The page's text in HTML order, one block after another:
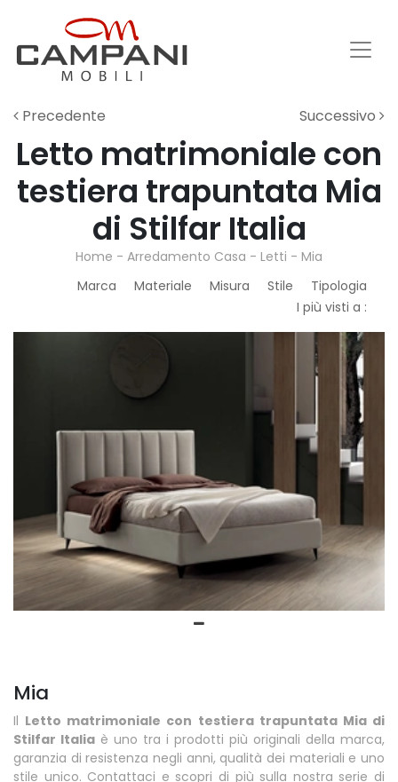
Precedente Successivo
Letto matrimoniale con
testiera trapuntata Mia
di Stilfar Italia
Home - Arredamento Casa - Letti - Mia
Marca
Materiale Misura Stile
Tipologia
I più visti a :
Mia
Il Letto matrimoniale con testiera trapuntata Mia di
Stilfar Italia è uno tra i prodotti più originali della marca,
garanzia di resistenza negli anni, qualità dei materiali e uno
stile unico. Contattaci e scopri di più sulla nostra serie di